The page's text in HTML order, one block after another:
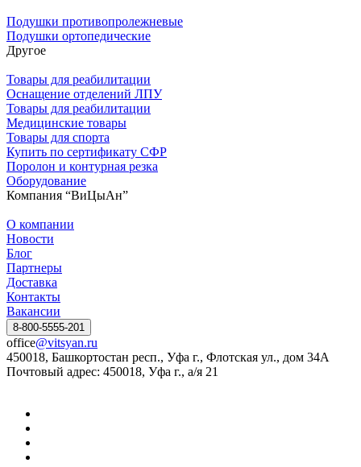
Подушки противопролежневые
Подушки ортопедические
Другое
Товары для реабилитации
Оснащение отделений ЛПУ
Товары для реабилитации
Медицинские товары
Товары для спорта
Купить по сертификату СФР
Поролон и контурная резка
Оборудование
Компания “ВиЦыАн”
О компании
Новости
Блог
Партнеры
Доставка
Контакты
Вакансии
8-800-5555-201
office@vitsyan.ru
450018, Башкортостан респ., Уфа г., Флотская ул., дом 34А
Почтовый адрес: 450018, Уфа г., а/я 21